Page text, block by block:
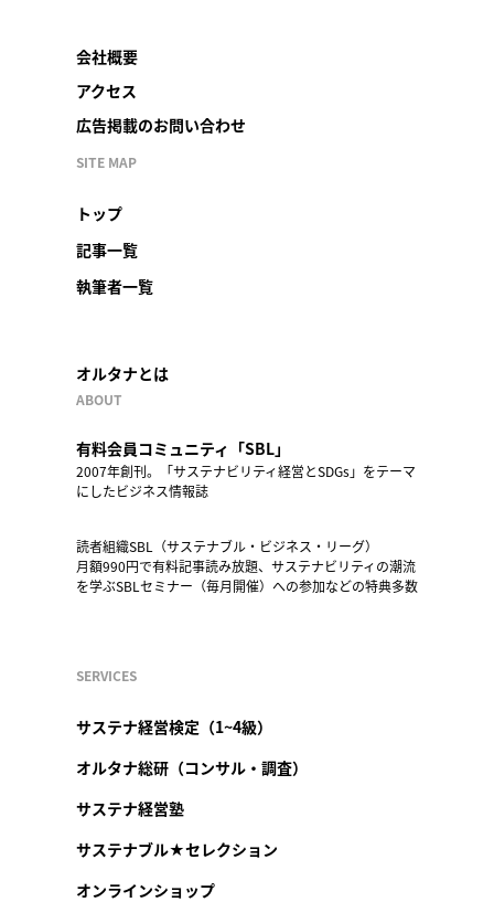
会社概要
アクセス
広告掲載のお問い合わせ
SITE MAP
トップ
記事一覧
執筆者一覧
オルタナとは
ABOUT
有料会員コミュニティ「SBL」
2007年創刊。「サステナビリティ経営とSDGs」をテーマ
にしたビジネス情報誌
読者組織SBL（サステナブル・ビジネス・リーグ）
月額990円で有料記事読み放題、サステナビリティの潮流
を学ぶSBLセミナー（毎月開催）への参加などの特典多数
SERVICES
サステナ経営検定（1~4級）
オルタナ総研（コンサル・調査）
サステナ経営塾
サステナブル★セレクション
オンラインショップ